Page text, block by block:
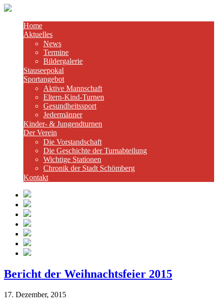
Home
Aktuelles
News
Termine
Bildergalerie
Stauseepokal
Sportangebot
Aktive Mannschaft
Eltern-Kind-Turnen
Gesundheitssport
Jedermänner
Kinder- & Jungendturnen
Der Verein
Die Vorstandschaft
Die Geschichte der Turnabteilung
Wichtige Stationen
Chronik der Stadt Schömberg
Kontakt
Bericht der Weihnachtsfeier 2015
17. Dezember, 2015